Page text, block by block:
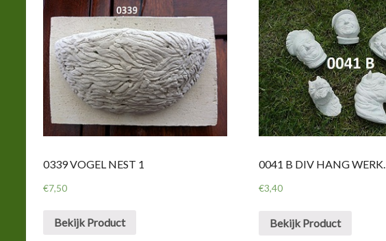
0339 VOGEL NEST 1
€7,50
Bekijk Product
0041 B DIV HANG WERK.
€3,40
Bekijk Product